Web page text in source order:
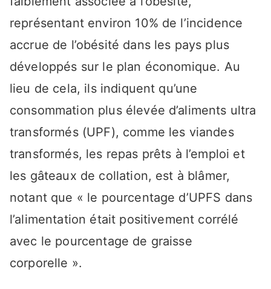
représentant environ 10% de l’incidence
accrue de l’obésité dans les pays plus
développés sur le plan économique. Au
lieu de cela, ils indiquent qu’une
consommation plus élevée d’aliments ultra
transformés (UPF), comme les viandes
transformés, les repas prêts à l’emploi et
les gâteaux de collation, est à blâmer,
notant que « le pourcentage d’UPFS dans
l’alimentation était positivement corrélé
avec le pourcentage de graisse
corporelle ».